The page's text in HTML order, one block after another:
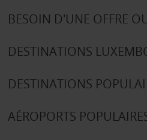
BESOIN D'UNE OFFRE
DESTINATIONS
DESTINATIONS
AÉROPORTS